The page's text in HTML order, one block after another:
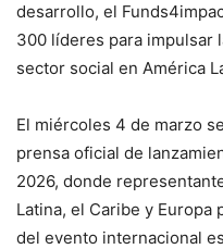
desarrollo, el
300 líderes para impulsar
sector social en América
El miércoles 4 de marzo
prensa oficial de
2026, donde
Latina, el Caribe y
del evento internacional